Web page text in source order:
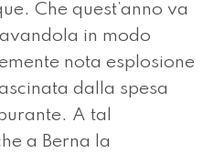
Che quest’anno va
in modo
nota esplosione
dalla spesa
A tal
a Berna la